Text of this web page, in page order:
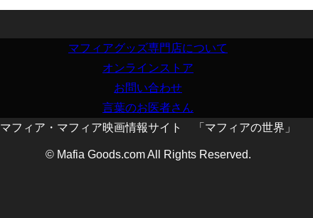
マフィアグッズ専門店について
オンラインストア
お問い合わせ
言葉のお医者さん
マフィア・マフィア映画情報サイト 「マフィアの世界」
© Mafia Goods.com All Rights Reserved.